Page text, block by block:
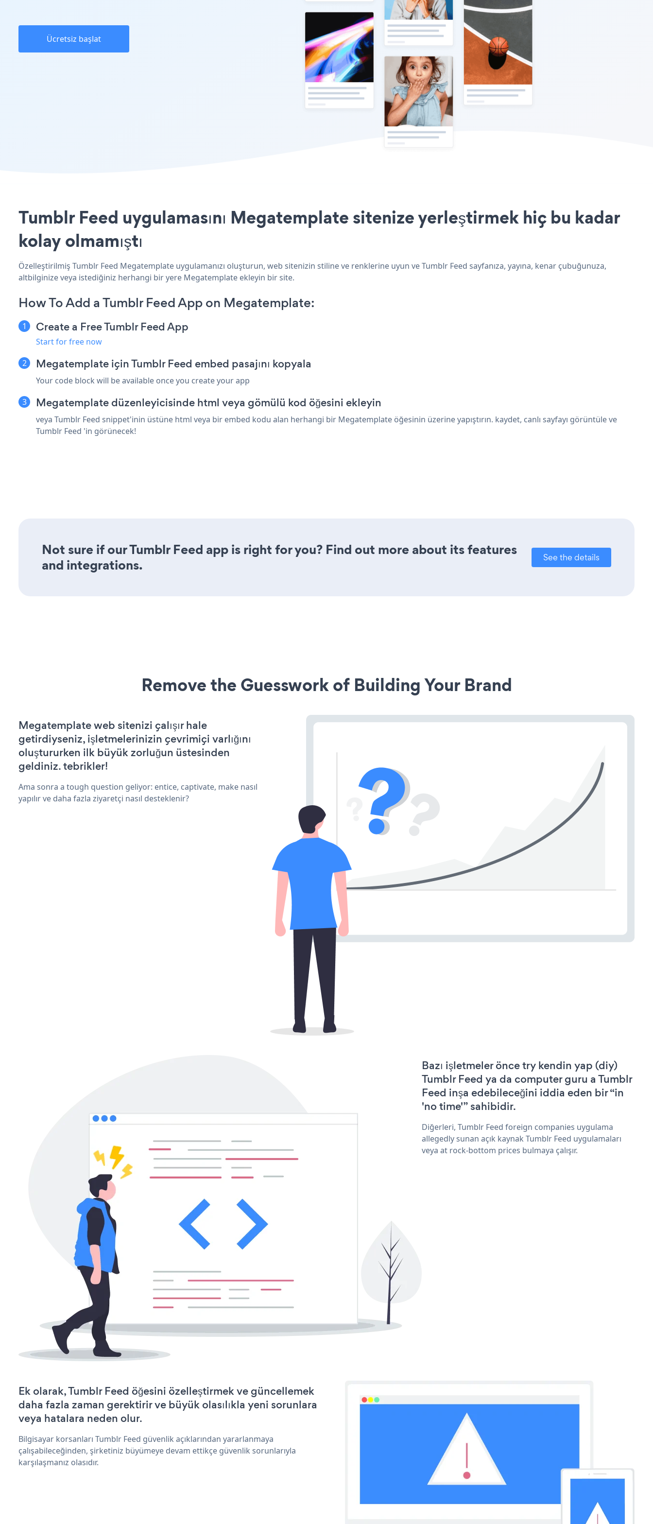
Ücretsiz başlat
Tumblr Feed uygulamasını Megatemplate sitenize yerleştirmek hiç bu kadar
kolay olmamıştı
Özelleştirilmiş Tumblr Feed Megatemplate uygulamanızı oluşturun, web sitenizin stiline ve renklerine uyun ve Tumblr Feed sayfanıza, yayına, kenar çubuğunuza,
altbilginize veya istediğiniz herhangi bir yere Megatemplate ekleyin bir site.
How To Add a Tumblr Feed App on Megatemplate:
Create a Free Tumblr Feed App
Start for free now
Megatemplate için Tumblr Feed embed pasajını kopyala
Your code block will be available once you create your app
Megatemplate düzenleyicisinde html veya gömülü kod öğesini ekleyin
veya Tumblr Feed snippet'inin üstüne html veya bir embed kodu alan herhangi bir Megatemplate öğesinin üzerine yapıştırın. kaydet, canlı sayfayı görüntüle ve
Tumblr Feed 'in görünecek!
Not sure if our Tumblr Feed app is right for you? Find out more about its features
and integrations.
See the details
Remove the Guesswork of Building Your Brand
Megatemplate web sitenizi çalışır hale
getirdiyseniz, işletmelerinizin çevrimiçi varlığını
oluştururken ilk büyük zorluğun üstesinden
geldiniz. tebrikler!
Ama sonra a tough question geliyor: entice, captivate, make nasıl
yapılır ve daha fazla ziyaretçi nasıl desteklenir?
Bazı işletmeler önce try kendin yap (diy)
Tumblr Feed ya da computer guru a Tumblr
Feed inşa edebileceğini iddia eden bir “in
'no time'” sahibidir.
Diğerleri, Tumblr Feed foreign companies uygulama
allegedly sunan açık kaynak Tumblr Feed uygulamaları
veya at rock-bottom prices bulmaya çalışır.
Ek olarak, Tumblr Feed öğesini özelleştirmek ve güncellemek
daha fazla zaman gerektirir ve büyük olasılıkla yeni sorunlara
veya hatalara neden olur.
Bilgisayar korsanları Tumblr Feed güvenlik açıklarından yararlanmaya
çalışabileceğinden, şirketiniz büyümeye devam ettikçe güvenlik sorunlarıyla
karşılaşmanız olasıdır.